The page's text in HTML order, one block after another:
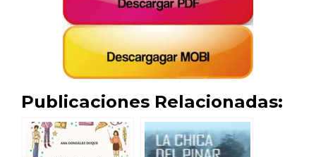
Publicaciones Relacionadas: